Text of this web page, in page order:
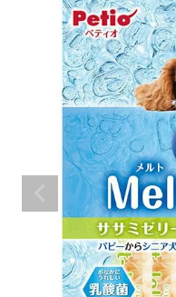
ブランド別に探す
目的別に探す
SNS
ご利用案内
ACCOUNT MENU
ようこそ ゲスト 様
ログイン